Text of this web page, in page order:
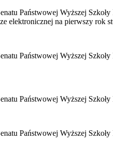
Państwowej Wyższej
elektronicznej na pierwszy rok
Państwowej Wyższej
Państwowej Wyższej
Państwowej Wyższej